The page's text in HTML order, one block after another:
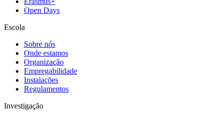
Open Days
Escola
Sobre nós
Onde estamos
Organização
Empregabilidade
Instalações
Regulamentos
Investigação